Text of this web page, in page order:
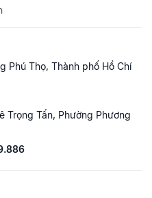
Phú Thọ, Thành phố Hồ Chí
Trọng Tấn, Phường Phương